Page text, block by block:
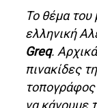
Το θέμα του
ελληνική
Greq.
πινακίδες
τοπογράφος
να κάνουμε